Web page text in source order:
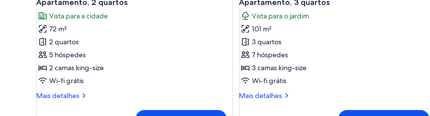
todas
as
imagens
de
Apartamento,
2
quartos
Apartamento, 2 quartos
Vista para a cidade
72 m²
2 quartos
5 hóspedes
2 camas king-size
Wi-fi grátis
Mais detalhes
Mais
todas
as
imagens
de
Apartamento,
3
quartos
Apartamento, 3 quartos
Vista para o jardim
101 m²
3 quartos
7 hóspedes
3 camas king-size
Wi-fi grátis
Mais detalhes
Mais